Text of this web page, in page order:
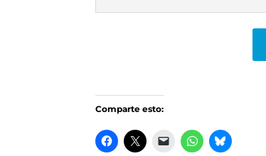
Comparte esto: